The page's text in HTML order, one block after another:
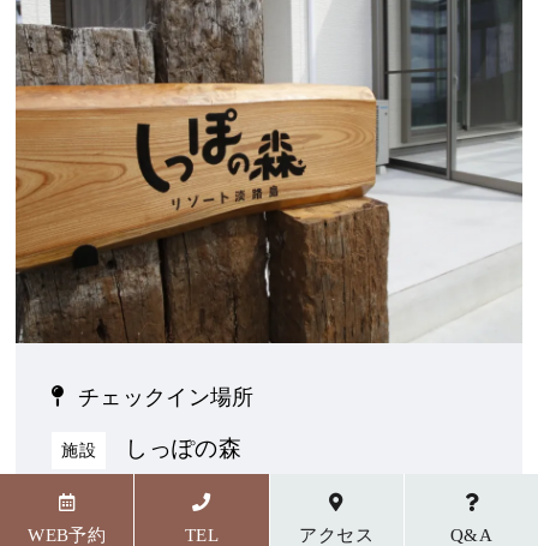
チェックイン場所
施設 しっぽの森
〒656-1727 兵庫県淡路市野島貴船23番地5
WEB予約
TEL アクセス Q&A